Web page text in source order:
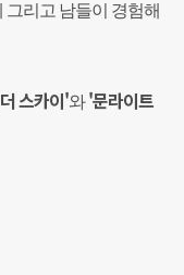
리고 남들이 경험해
스카이'와'문라이트